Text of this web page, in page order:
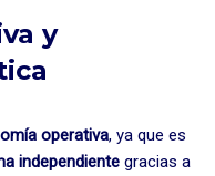
y
operativa, ya que es
independiente gracias a